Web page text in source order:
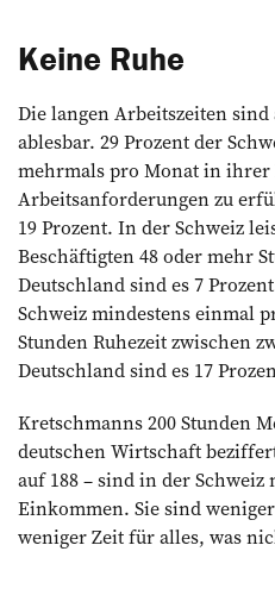
Keine Ruhe
Die langen Arbeitszeiten
ablesbar. 29 Prozent der
mehrmals pro Monat in ihrer
Arbeitsanforderungen zu
19 Prozent. In der Schweiz
Beschäftigten 48 oder mehr
Deutschland sind es 7
Schweiz mindestens einmal
Stunden Ruhezeit zwischen
Deutschland sind es 17
Kretschmanns 200 Stunden
deutschen Wirtschaft
auf 188 – sind in der
Einkommen. Sie sind
weniger Zeit für alles, was